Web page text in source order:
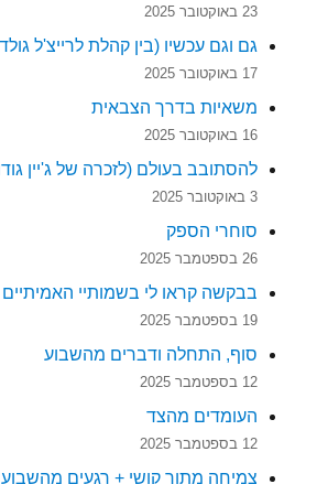
23 באוקטובר 2025
גם וגם עכשיו (בין קהלת לרייצ'ל
17 באוקטובר 2025
משאיות בדרך הצבאית
16 באוקטובר 2025
להסתובב בעולם (לזכרה של ג'יין
3 באוקטובר 2025
סוחרי הספק
26 בספטמבר 2025
בבקשה קראו לי בשמותיי האמיתיים
19 בספטמבר 2025
סוף, התחלה ודברים מהשבוע
12 בספטמבר 2025
העומדים מהצד
12 בספטמבר 2025
צמיחה מתוך קושי + רגעים מהשבוע